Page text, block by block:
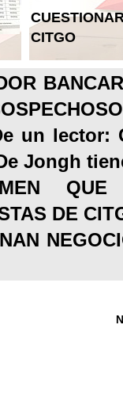
CITGO
un lector:
Jongh
DE